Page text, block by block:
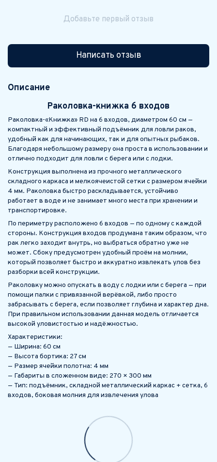
Добавьте первый отзыв
Написать отзыв
Описание
Раколовка-книжка 6 входов
Раколовка-«Книжка» RD на 6 входов, диаметром 60 см —
компактный и эффективный подъёмник для ловли раков,
удобный как для начинающих, так и для опытных рыбаков.
Благодаря небольшому размеру она проста в использовании и
отлично подходит для ловли с берега или с лодки.
Конструкция выполнена из прочного металлического
складного каркаса и мелкоячеистой сетки с размером ячейки
4 мм. Раколовка быстро раскладывается, устойчиво
работает в воде и не занимает много места при хранении и
транспортировке.
По периметру расположено 6 входов — по одному с каждой
стороны. Конструкция входов продумана таким образом, что
рак легко заходит внутрь, но выбраться обратно уже не
может. Сбоку предусмотрен удобный проём на молнии,
который позволяет быстро и аккуратно извлекать улов без
разборки всей конструкции.
Раколовку можно опускать в воду с лодки или с берега — при
помощи палки с привязанной верёвкой, либо просто
забрасывать с берега, если позволяет глубина и характер дна.
При правильном использовании данная модель отличается
высокой уловистостью и надёжностью.
Характеристики:
— Ширина: 60 см
— Высота бортика: 27 см
— Размер ячейки полотна: 4 мм
— Габариты в сложенном виде: 270 × 300 мм
— Тип: подъёмник, складной металлический каркас + сетка, 6
входов, боковая молния для извлечения улова